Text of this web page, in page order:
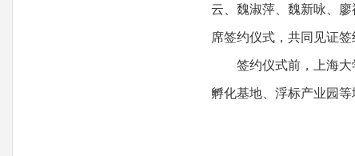
云、魏淑萍、魏新咏、
席签约仪式，共同见证签
签约仪式前，上海
孵化基地、浮标产业园